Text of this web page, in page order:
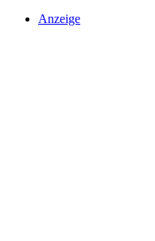
Anzeige